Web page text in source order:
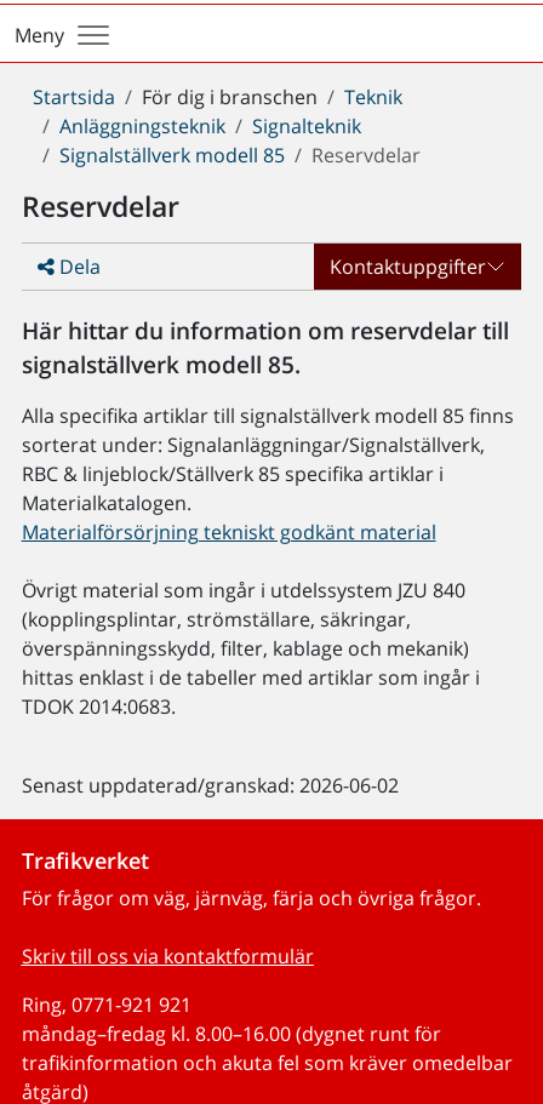
Meny
Du
är
här:
Startsida För dig i branschen
Teknik
Anläggningsteknik
Signalteknik
Signalställverk modell 85
Reservdelar
Reservdelar
Dela Kontaktuppgifter
Här hittar du information om reservdelar till
signalställverk modell 85.
Alla specifika artiklar till signalställverk modell 85 finns
sorterat under: Signalanläggningar/Signalställverk,
RBC & linjeblock/Ställverk 85 specifika artiklar i
Materialkatalogen.
Materialförsörjning tekniskt godkänt material
Övrigt material som ingår i utdelssystem JZU 840
(kopplingsplintar, strömställare, säkringar,
överspänningsskydd, filter, kablage och mekanik)
hittas enklast i de tabeller med artiklar som ingår i
TDOK 2014:0683.
Senast uppdaterad/granskad: 2026-06-02
Trafikverket
För frågor om väg, järnväg, färja och övriga frågor.
Skriv till oss via kontaktformulär
Ring, 0771-921 921
måndag–fredag kl. 8.00–16.00 (dygnet runt för
trafikinformation och akuta fel som kräver omedelbar
åtgärd)